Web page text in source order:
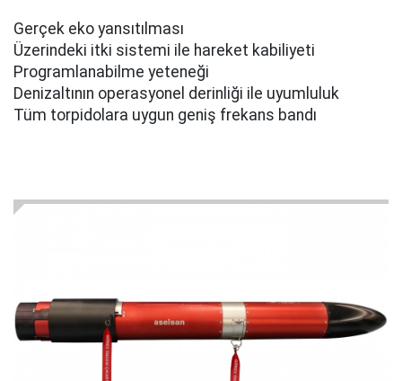
Gerçek eko yansıtılması
Üzerindeki itki sistemi ile hareket kabiliyeti
Programlanabilme yeteneği
Denizaltının operasyonel derinliği ile uyumluluk
Tüm torpidolara uygun geniş frekans bandı